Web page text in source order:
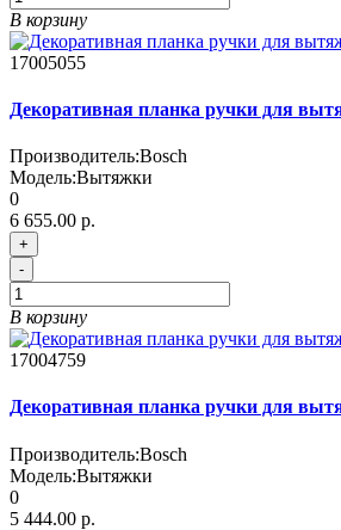
В корзину
17005055
Декоративная планка ручки для
Производитель:Bosch
Модель:Вытяжки
0
6 655.00 р.
+
-
В корзину
17004759
Декоративная планка ручки для
Производитель:Bosch
Модель:Вытяжки
0
5 444.00 р.